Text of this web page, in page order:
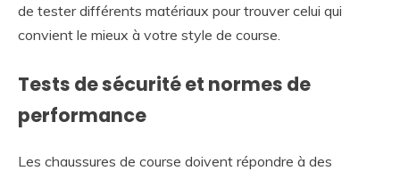
de tester différents matériaux pour trouver celui qui
convient le mieux à votre style de course.
Tests de sécurité et normes de
performance
Les chaussures de course doivent répondre à des